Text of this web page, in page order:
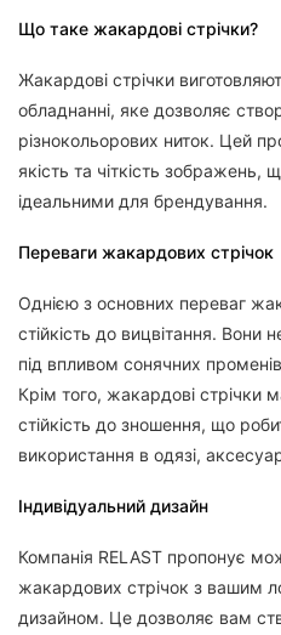
Що таке жакардові стрічки?
Жакардові стрічки
обладнанні, яке дозволяє
різнокольорових ниток. Цей
якість та чіткість зображень,
ідеальними для брендування.
Переваги жакардових стрічок
Однією з основних переваг
стійкість до вицвітання. Вони
під впливом сонячних
Крім того, жакардові стрічки
стійкість до зношення, що
використання в одязі,
Індивідуальний дизайн
Компанія RELAST пропонує
жакардових стрічок з вашим
дизайном. Це дозволяє вам